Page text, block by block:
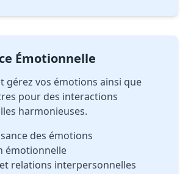
Émotionnelle
gérez vos émotions ainsi que
pour des interactions
harmonieuses.
des émotions
émotionnelle
relations interpersonnelles